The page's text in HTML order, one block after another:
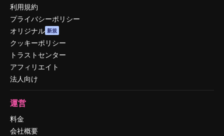
利用規約
プライバシーポリシー
オリジナル 新規
クッキーポリシー
トラストセンター
アフィリエイト
法人向け
運営
料金
会社概要